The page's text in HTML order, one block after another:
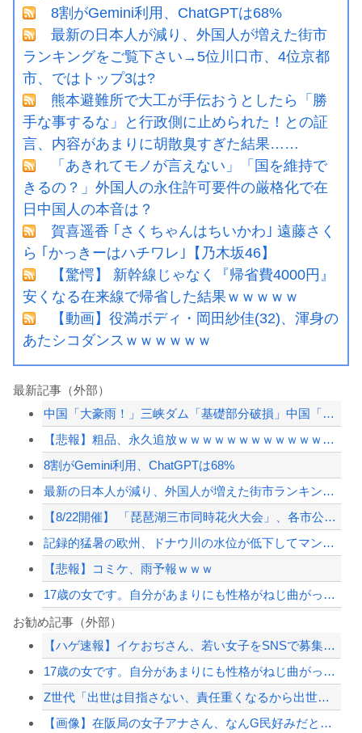
8割がGemini利用、ChatGPTは68%
最新の日本人が減り、外国人が増えた街市
ランキングをご覧下さい→5位川口市、4位京都
市、ではトップ3は?
熊本避難所で大工が手伝おうとしたら「勝
手な事するな」と行政側に止められた！との証
言、内容があまりに胡散臭すぎた結果……
「あきれてモノが言えない」「国を維持で
きるの？」外国人の永住許可要件の厳格化で在
日中国人の本音は？
賀喜遥香 ｢さくちゃんはちいかわ｣ 遠藤さく
ら ｢かっきーはハチワレ｣【乃木坂46】
【驚愕】 新幹線じゃなく『帰省費4000円』
安くなる在来線で帰省した結果ｗｗｗｗｗ
【動画】役満ボディ・岡田紗佳(32)、渾身の
あたシコダンスｗｗｗｗｗｗ
最新記事（外部）
中国「大豪雨！」三峡ダム「基礎部分破損」中国「全力放流！」台風13号「中国上陸予...
【悲報】粗品、永久追放ｗｗｗｗｗｗｗｗｗｗｗｗｗｗｗ（証拠あり）
8割がGemini利用、ChatGPTは68%
最新の日本人が減り、外国人が増えた街市ランキングをご覧下さい→5位川口市、4位京...
【8/22開催】 「琵琶湖三市同時花火大会」、各市公式「そんな花火大会は存在しな...
記録的猛暑の欧州、ドナウ川の水位が低下してマンモスの骨や沈没したドイツ軍の戦艦が...
【悲報】コミケ、雨予報ｗｗｗ
17歳の女です。自分があまりにも性格がねじ曲がっていてどう矯正したらいいのか分か...
8割がGemini利用、ChatGPTは68%
【画像】元暴走族のヤンキー女子高生が「可愛すぎるｗｗｗｗ」ﾊﾟｼｬ!!⇒
【速報】熊本県知事「報道に強い不満・苦情が寄せられている」→TBSの報道特集がま...
なぜフランス人はこれほど日本が好きなのか？…中国ネット「中国と北朝鮮を除いて日本...
【配信者】「金バエ」のSNS更新が1週間途絶え、様々な憶測が飛び交う。1週間ぶり...
お勧め記事（外部）
【ハゲ速報】イケおぢさん、若い女子をSNSで募集した結果（画像あり）
17歳の女です。自分があまりにも性格がねじ曲がっていてどう矯正したらいいのか分か...
Z世代「出世は目指さない、責任重くなるから出世したくない」←これ
【画像】在阪局の女子アナさん、なんG民好みだと話題に